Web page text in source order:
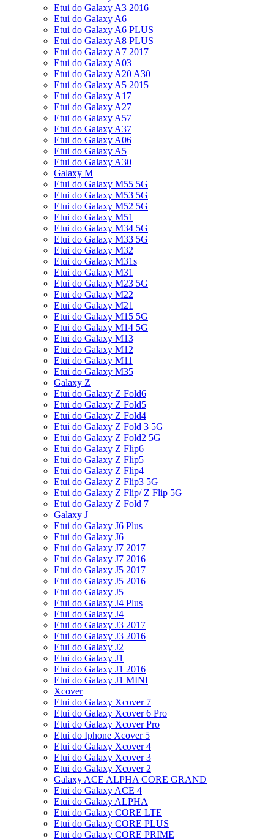
Etui do Galaxy A3 2016
Etui do Galaxy A6
Etui do Galaxy A6 PLUS
Etui do Galaxy A8 PLUS
Etui do Galaxy A7 2017
Etui do Galaxy A03
Etui do Galaxy A20 A30
Etui do Galaxy A5 2015
Etui do Galaxy A17
Etui do Galaxy A27
Etui do Galaxy A57
Etui do Galaxy A37
Etui do Galaxy A06
Etui do Galaxy A5
Etui do Galaxy A30
Galaxy M
Etui do Galaxy M55 5G
Etui do Galaxy M53 5G
Etui do Galaxy M52 5G
Etui do Galaxy M51
Etui do Galaxy M34 5G
Etui do Galaxy M33 5G
Etui do Galaxy M32
Etui do Galaxy M31s
Etui do Galaxy M31
Etui do Galaxy M23 5G
Etui do Galaxy M22
Etui do Galaxy M21
Etui do Galaxy M15 5G
Etui do Galaxy M14 5G
Etui do Galaxy M13
Etui do Galaxy M12
Etui do Galaxy M11
Etui do Galaxy M35
Galaxy Z
Etui do Galaxy Z Fold6
Etui do Galaxy Z Fold5
Etui do Galaxy Z Fold4
Etui do Galaxy Z Fold 3 5G
Etui do Galaxy Z Fold2 5G
Etui do Galaxy Z Flip6
Etui do Galaxy Z Flip5
Etui do Galaxy Z Flip4
Etui do Galaxy Z Flip3 5G
Etui do Galaxy Z Flip/ Z Flip 5G
Etui do Galaxy Z Fold 7
Galaxy J
Etui do Galaxy J6 Plus
Etui do Galaxy J6
Etui do Galaxy J7 2017
Etui do Galaxy J7 2016
Etui do Galaxy J5 2017
Etui do Galaxy J5 2016
Etui do Galaxy J5
Etui do Galaxy J4 Plus
Etui do Galaxy J4
Etui do Galaxy J3 2017
Etui do Galaxy J3 2016
Etui do Galaxy J2
Etui do Galaxy J1
Etui do Galaxy J1 2016
Etui do Galaxy J1 MINI
Xcover
Etui do Galaxy Xcover 7
Etui do Galaxy Xcover 6 Pro
Etui do Galaxy Xcover Pro
Etui do Iphone Xcover 5
Etui do Galaxy Xcover 4
Etui do Galaxy Xcover 3
Etui do Galaxy Xcover 2
Galaxy ACE ALPHA CORE GRAND
Etui do Galaxy ACE 4
Etui do Galaxy ALPHA
Etui do Galaxy CORE LTE
Etui do Galaxy CORE PLUS
Etui do Galaxy CORE PRIME